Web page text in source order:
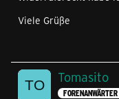
Viele Grüße
Tomasito
FORENANWÄRTER